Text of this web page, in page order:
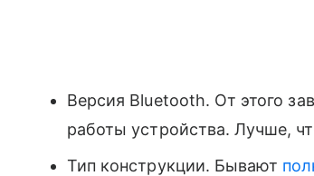
Версия Bluetooth. От этого
работы устройства. Лучше,
Тип конструкции. Бывают